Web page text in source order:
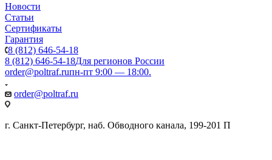
Новости
Статьи
Сертификаты
Гарантия
8 (812) 646-54-18
8 (812) 646-54-18Для регионов России
order@poltraf.ruпн-пт 9:00 — 18:00.
order@poltraf.ru
г. Санкт-Петербург, наб. Обводного канала, 199-201 П